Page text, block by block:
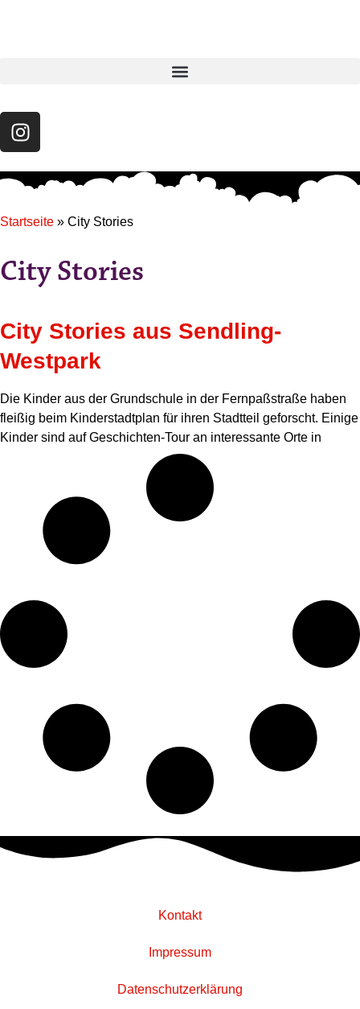
Startseite » City Stories
City Stories
City Stories aus Sendling-
Westpark
Die Kinder aus der Grundschule in der Fernpaßstraße haben
fleißig beim Kinderstadtplan für ihren Stadtteil geforscht. Einige
Kinder sind auf Geschichten-Tour an interessante Orte in
Kontakt
Impressum
Datenschutzerklärung